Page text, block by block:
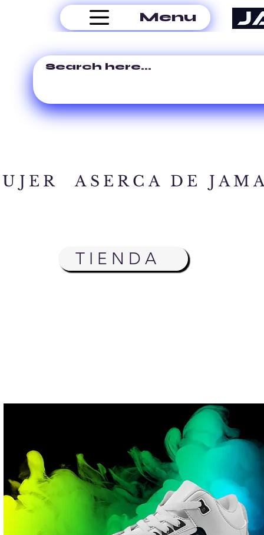
Menu
ASERCA DE
TIENDA